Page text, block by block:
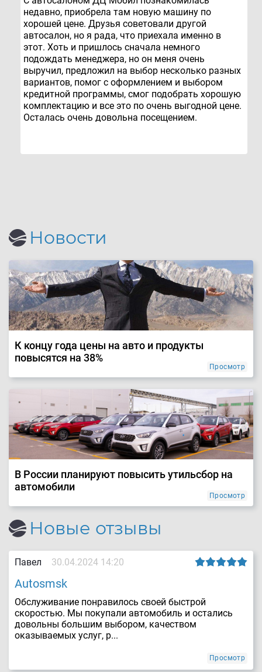
недавно, приобрела там новую машину по
хорошей цене. Друзья советовали другой
автосалон, но я рада, что приехала именно в
этот. Хоть и пришлось сначала немного
подождать менеджера, но он меня очень
выручил, предложил на выбор несколько разных
вариантов, помог с оформлением и выбором
кредитной программы, смог подобрать хорошую
комплектацию и все это по очень выгодной цене.
Осталась очень довольна посещением.
Новости
К концу года цены на авто и продукты
повысятся на 38%
Просмотр
В России планируют повысить утильсбор на
автомобили
Просмотр
Новые отзывы
Павел 30.04.2024 14:20
Autosmsk
Обслуживание понравилось своей быстрой
скоростью. Мы покупали автомобиль и остались
довольны большим выбором, качеством
оказываемых услуг, р...
Просмотр